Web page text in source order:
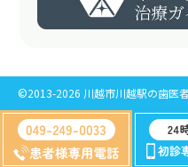
©2013-2026 川越市川越駅の歯医